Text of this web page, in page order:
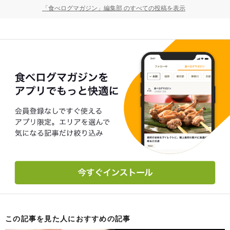
「食べログマガジン」編集部 のすべての投稿を表示
この記事を見た人におすすめの記事